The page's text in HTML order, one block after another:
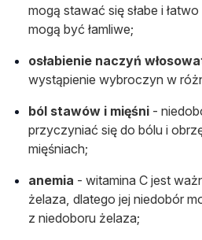
mogą stawać się słabe i
mogą być łamliwe;
osłabienie naczyń
wystąpienie wybroczyn w
ból stawów i mięśni -
przyczyniać się do bólu i
mięśniach;
anemia - witamina C jest
żelaza, dlatego jej niedobór
z niedoboru żelaza;